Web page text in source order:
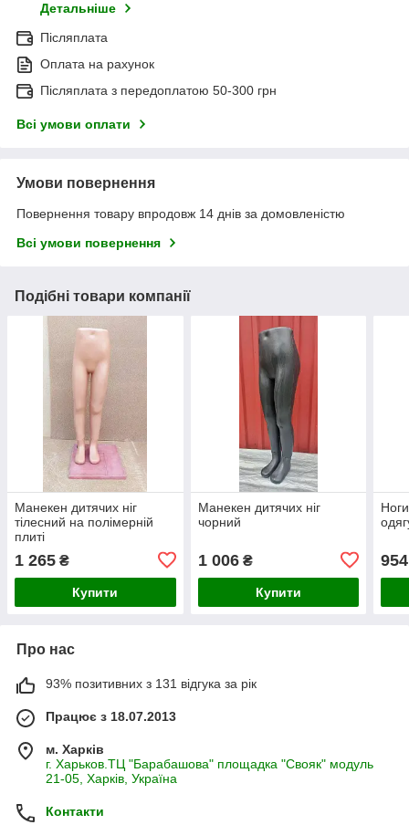
Детальніше
Післяплата
Оплата на рахунок
Післяплата з передоплатою 50-300 грн
Всі умови оплати
Умови повернення
Повернення товару впродовж 14 днів за домовленістю
Всі умови повернення
Подібні товари компанії
Манекен дитячих ніг
тілесний на полімерній
плиті
1 265 ₴
Купити
Манекен дитячих ніг
чорний
1 006₴
Купити
954
Про нас
93% позитивних з 131 відгука за рік
Працює з 18.07.2013
м. Харків
г. Харьков.ТЦ "Барабашова" площадка "Свояк" модуль
21-05, Харків, Україна
Контакти